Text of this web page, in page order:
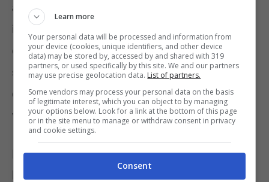
all’ammontare annuo della pensione
incassata nell’anno al quale si collega la
dichiarazione dei redditi in oggetto. La
somma sarà trattenuta dalle rate di pensione,
che sarebbero erogate all’autore della
violazione.
Pensionati che debbono rispettare
l’obbligo di dichiarazione dei redditi e
Learn more
Your personal data will be processed and information from
your device (cookies, unique identifiers, and other device
data) may be stored by, accessed by and shared with 319
partners, or used specifically by this site. We and our partners
may use precise geolocation data. List of partners.
Some vendors may process your personal data on the basis
of legitimate interest, which you can object to by managing
your options below. Look for a link at the bottom of this page
or in the site menu to manage or withdraw consent in privacy
and cookie settings.
Consent